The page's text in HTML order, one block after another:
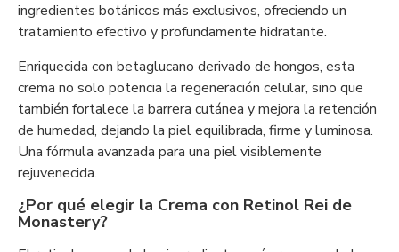
ingredientes botánicos más exclusivos, ofreciendo un
tratamiento efectivo y profundamente hidratante.
Enriquecida con betaglucano derivado de hongos, esta
crema no solo potencia la regeneración celular, sino que
también fortalece la barrera cutánea y mejora la retención
de humedad, dejando la piel equilibrada, firme y luminosa.
Una fórmula avanzada para una piel visiblemente
rejuvenecida.
¿Por qué elegir la Crema con Retinol Rei de
Monastery?